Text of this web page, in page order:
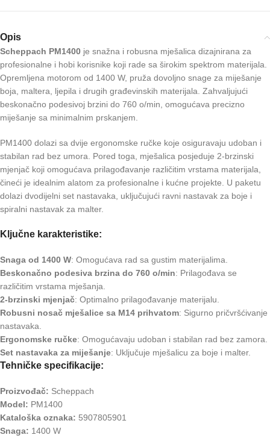
Opis
Scheppach PM1400 je snažna i robusna mješalica dizajnirana za
profesionalne i hobi korisnike koji rade sa širokim spektrom materijala.
Opremljena motorom od 1400 W, pruža dovoljno snage za miješanje
boja, maltera, ljepila i drugih građevinskih materijala. Zahvaljujući
beskonačno podesivoj brzini do 760 o/min, omogućava precizno
miješanje sa minimalnim prskanjem.
PM1400 dolazi sa dvije ergonomske ručke koje osiguravaju udoban i
stabilan rad bez umora. Pored toga, mješalica posjeduje 2-brzinski
mjenjač koji omogućava prilagođavanje različitim vrstama materijala,
čineći je idealnim alatom za profesionalne i kućne projekte. U paketu
dolazi dvodijelni set nastavaka, uključujući ravni nastavak za boje i
spiralni nastavak za malter.
Ključne karakteristike:
Snaga od 1400 W: Omogućava rad sa gustim materijalima.
Beskonačno podesiva brzina do 760 o/min: Prilagođava se
različitim vrstama mješanja.
2-brzinski mjenjač: Optimalno prilagođavanje materijalu.
Robusni nosač mješalice sa M14 prihvatom: Sigurno pričvršćivanje
nastavaka.
Ergonomske ručke: Omogućavaju udoban i stabilan rad bez zamora.
Set nastavaka za miješanje: Uključuje mješalicu za boje i malter.
Tehničke specifikacije:
Proizvođač: Scheppach
Model: PM1400
Kataloška oznaka: 5907805901
Snaga: 1400 W